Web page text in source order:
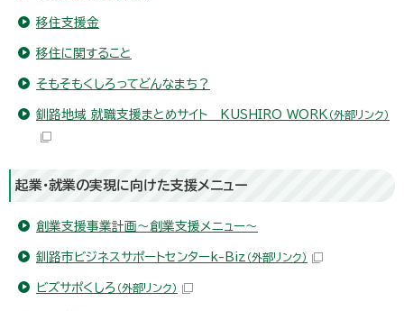
移住支援金
移住に関すること
そもそもくしろってどんなまち？
釧路地域 就職支援まとめサイト KUSHIRO WORK （外部リンク）
起業・就業の実現に向けた支援メニュー
創業支援事業計画～創業支援メニュー～
釧路市ビジネスサポートセンターk-Biz （外部リンク）
ビズサポくしろ （外部リンク）